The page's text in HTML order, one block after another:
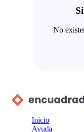
No
Inicio
Ayuda